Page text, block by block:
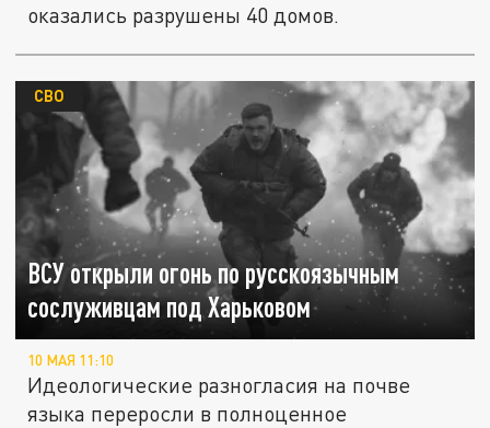
оказались разрушены 40 домов.
ВСУ открыли огонь по русскоязычным
сослуживцам под Харьковом
СВО
10 МАЯ 11:10
Идеологические разногласия на почве
языка переросли в полноценное